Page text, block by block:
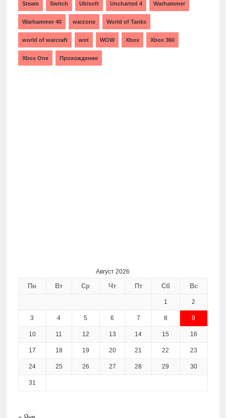
Steam Switch Ubisoft Uncharted 4 Warhammer
Warhammer 40 warzone World of Tanks
world of warcraft wot WOW Xbox Xbox 360
Xbox One Прохождение
Август 2026
Пн Вт Ср Чт Пт Сб Вс
1 2
3 4 5 6 7 8 9
10 11 12 13 14 15 16
17 18 19 20 21 22 23
24 25 26 27 28 29 30
31